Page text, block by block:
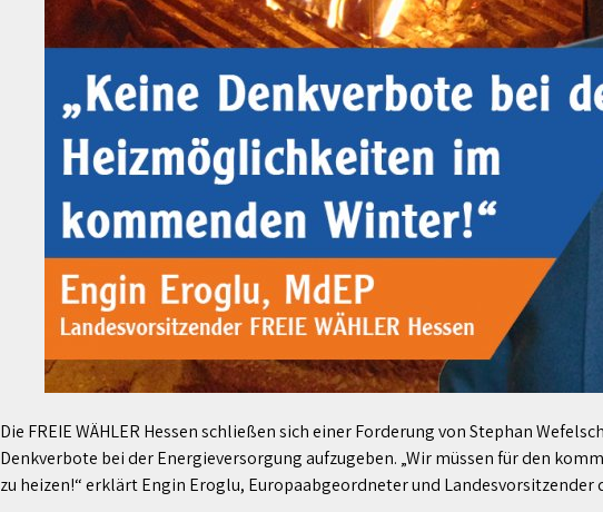
Die FREIE WÄHLER Hessen schließen sich einer Forderung von Stephan
Denkverbote bei der Energieversorgung aufzugeben. „Wir müssen für den
zu heizen!“ erklärt Engin Eroglu, Europaabgeordneter und Landesvorsitzender